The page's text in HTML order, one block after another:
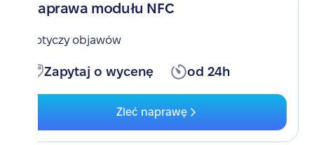
Naprawa modułu NFC
Dotyczy objawów
Zapytaj o wycenę od 24h
Zleć naprawę